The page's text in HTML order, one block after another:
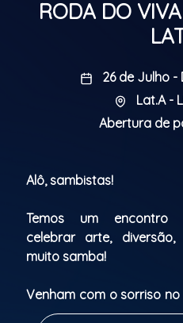
RODA DO
26 de Julho -
Lat.A -
Abertura de
Alô, sambistas!
Temos um encontro
celebrar arte,
muito samba!
Venham com o sorriso
trazendo o orgulho de